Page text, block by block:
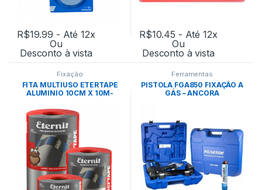
R$19.99 - Até 12x
Ou
Desconto à vista
R$10.45 - Até 12x
Ou
Desconto à vista
Fixação
FITA MULTIUSO ETERTAPE
ALUMINIO 10CM X 10M-
Ferramentas
PISTOLA FGA850 FIXAÇÃO A
GÁS – ANCORA